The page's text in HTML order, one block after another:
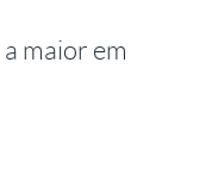
maior em